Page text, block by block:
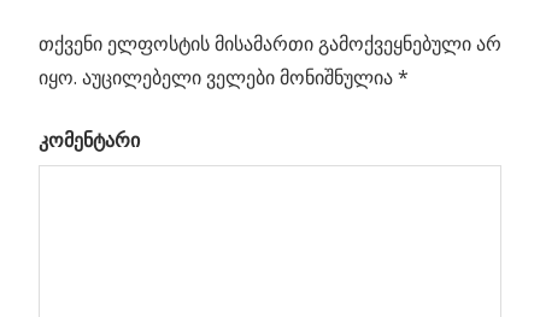
ნავიგაცია
მოძრავი
“პარკერი”
თქვენი ელფოსტის მისამართი გამოქვეყნებული არ
იყო. აუცილებელი ველები მონიშნულია*
კომენტარი